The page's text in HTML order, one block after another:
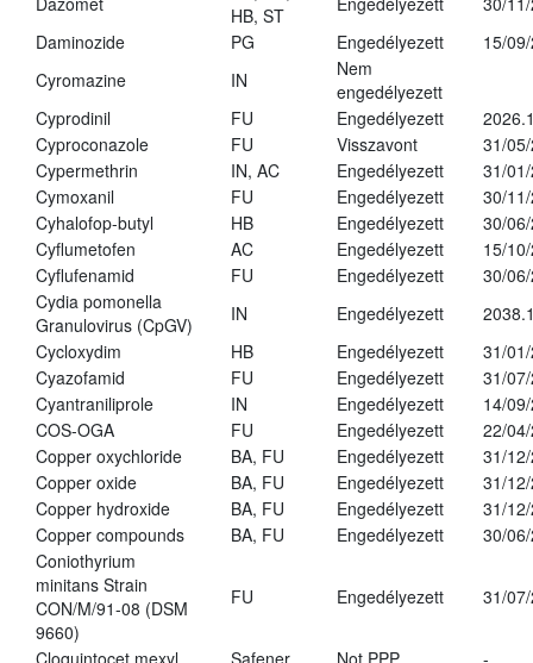
HB, ST
Daminozide
PG Engedélyezett
15/
Cyromazine
IN
Nem
engedélyezett
Cyprodinil
FU Engedélyezett
Cyproconazole
FU Visszavont
31/
Cypermethrin
IN, AC Engedélyezett
31/
Cymoxanil
FU Engedélyezett
30/
Cyhalofop-butyl
HB Engedélyezett
30/
Cyflumetofen
AC Engedélyezett
15/
Cyflufenamid
FU Engedélyezett
30/
Cydia pomonella
Granulovirus (CpGV)
IN Engedélyezett
Cycloxydim
HB Engedélyezett
31/
Cyazofamid
FU Engedélyezett
31/
Cyantraniliprole
IN Engedélyezett
14/
COS-OGA
FU Engedélyezett
22/
Copper oxychloride
BA, FU Engedélyezett
31/
Copper oxide
BA, FU Engedélyezett
31/
Copper hydroxide
BA, FU Engedélyezett
31/
Copper compounds
BA, FU Engedélyezett
30/
Coniothyrium
minitans Strain
CON/M/91-08 (DSM
9660)
FU Engedélyezett 31/